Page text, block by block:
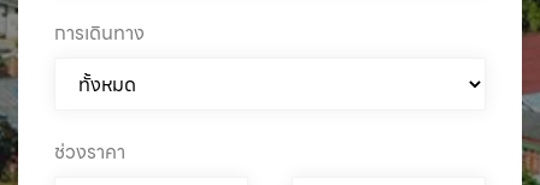
การเดินทาง
ช่วงราคา